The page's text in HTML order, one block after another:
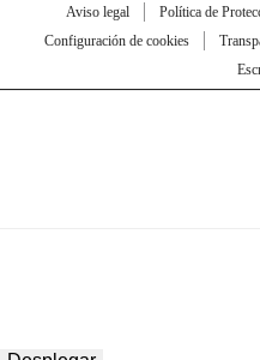
Aviso legal Política de
Configuración de cookies